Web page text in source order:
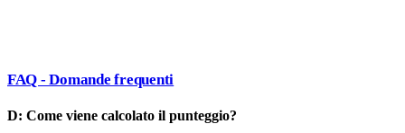
FAQ - Domande frequenti
D: Come viene calcolato il punteggio?